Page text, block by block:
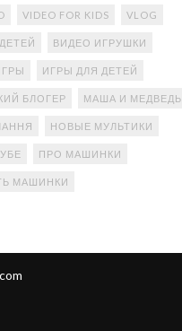
VIDEO FOR KIDS VLOG
ВИДЕО ИГРУШКИ
ИГРЫ ДЛЯ ДЕТЕЙ
БЛОГЕР МАША И МЕДВЕДЬ
НОВЫЕ МУЛЬТИКИ
ПРО МАШИНКИ
МАШИНКИ